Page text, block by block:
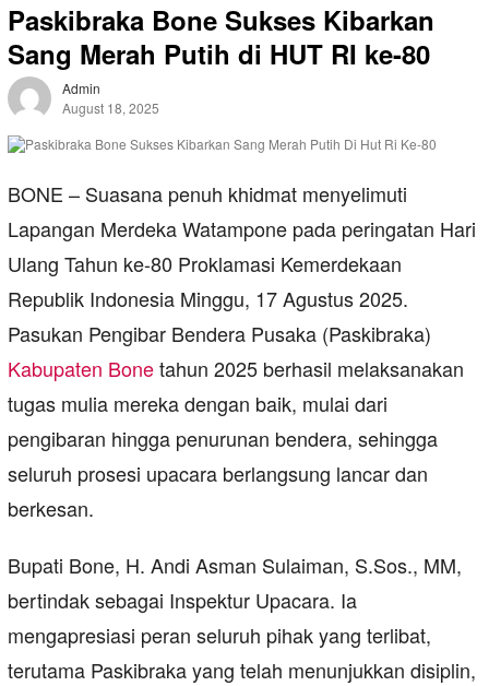
Paskibraka Bone Sukses Kibarkan
Sang Merah Putih di HUT RI ke-80
Admin
August 18, 2025
BONE – Suasana penuh khidmat menyelimuti
Lapangan Merdeka Watampone pada peringatan Hari
Ulang Tahun ke-80 Proklamasi Kemerdekaan
Republik Indonesia Minggu, 17 Agustus 2025.
Pasukan Pengibar Bendera Pusaka (Paskibraka)
Kabupaten Bonetahun 2025 berhasil melaksanakan
tugas mulia mereka dengan baik, mulai dari
pengibaran hingga penurunan bendera, sehingga
seluruh prosesi upacara berlangsung lancar dan
berkesan.
Bupati Bone, H. Andi Asman Sulaiman, S.Sos., MM,
bertindak sebagai Inspektur Upacara. Ia
mengapresiasi peran seluruh pihak yang terlibat,
terutama Paskibraka yang telah menunjukkan disiplin,